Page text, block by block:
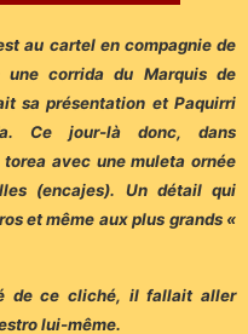
au cartel en compagnie de
corrida du Marquis de
sa présentation et Paquirri
Ce jour-là donc, dans
avec une muleta ornée
(encajes). Un détail qui
et même aux plus grands «
de ce cliché, il fallait aller
lui-même.